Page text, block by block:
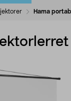
Hama